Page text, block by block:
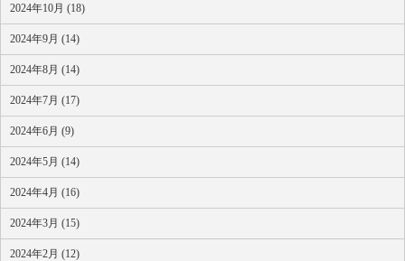
2024年10月 (18)
2024年9月 (14)
2024年8月 (14)
2024年7月 (17)
2024年6月 (9)
2024年5月 (14)
2024年4月 (16)
2024年3月 (15)
2024年2月 (12)